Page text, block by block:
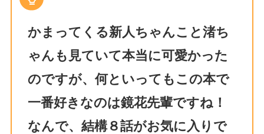
かまってくる新人ちゃんこと渚ち
ゃんも見ていて本当に可愛かった
のですが、何といってもこの本で
一番好きなのは鏡花先輩ですね！
なんで、結構８話がお気に入りで